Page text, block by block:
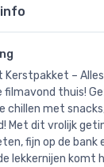
Kerstpakket –
filmavond thuis!
chillen met
Met dit vrolijk
fijn op de bank
lekkernijen komt